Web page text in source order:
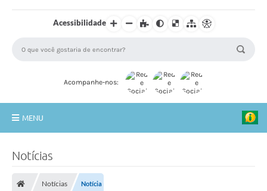
Acessibilidade
Acompanhe-nos:
MENU
Notícias
Notícias Notícia